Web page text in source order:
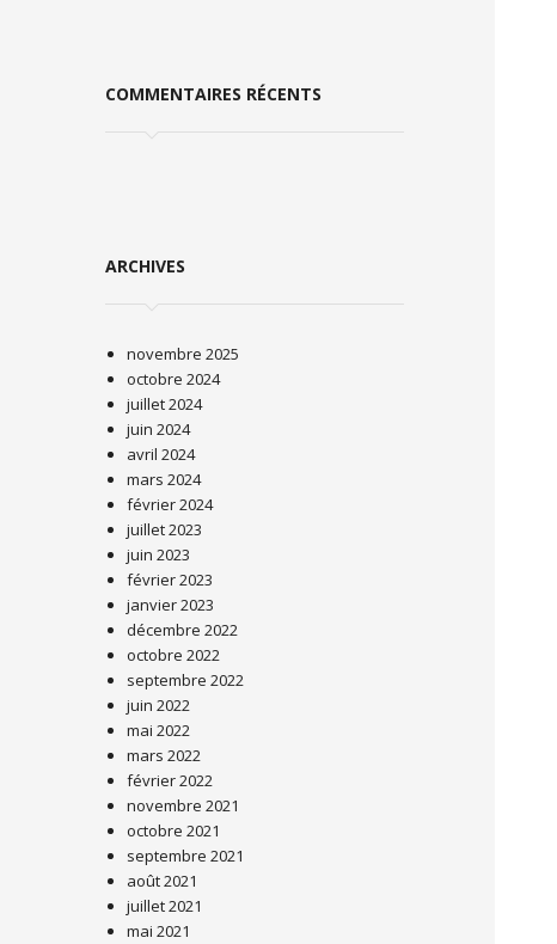
COMMENTAIRES RÉCENTS
ARCHIVES
novembre 2025
octobre 2024
juillet 2024
juin 2024
avril 2024
mars 2024
février 2024
juillet 2023
juin 2023
février 2023
janvier 2023
décembre 2022
octobre 2022
septembre 2022
juin 2022
mai 2022
mars 2022
février 2022
novembre 2021
octobre 2021
septembre 2021
août 2021
juillet 2021
mai 2021